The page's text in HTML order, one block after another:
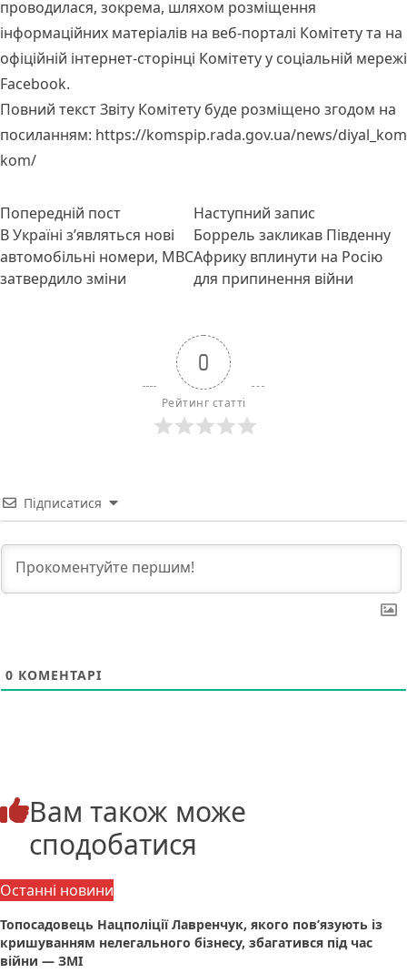
проводилася, зокрема, шляхом розміщення
інформаційних матеріалів на веб-порталі Комітету та на
офіційній інтернет-сторінці Комітету у соціальній мережі
Facebook.
Повний текст Звіту Комітету буде розміщено згодом на
посиланням: https://komspip.rada.gov.ua/news/
kom/
Навігація
записів
Попередній постПопередній запис:
В Україні з’являться нові
автомобільні номери, МВС
затвердило зміни
Наступний запис
Боррель закликав Південну
Африку вплинути на Росію
для припинення війни
0
Рейтинг статті
Підписатися
0 КОМЕНТАРІ
Вам також може
сподобатися
Останні новини
Топосадовець Нацполіції Лавренчук, якого пов’язують із
кришуванням нелегального бізнесу, збагатився під час
війни — ЗМІ